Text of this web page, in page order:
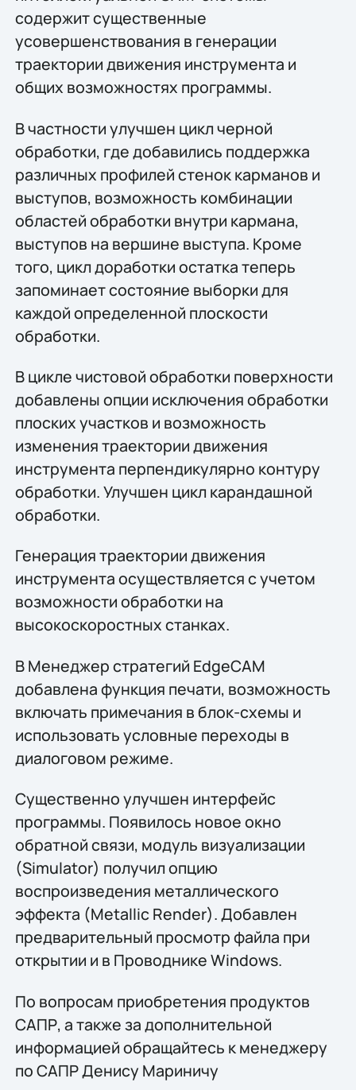
содержит существенные
усовершенствования в генерации
траектории движения инструмента и
общих возможностях программы.
В частности улучшен цикл черной
обработки, где добавились поддержка
различных профилей стенок карманов и
выступов, возможность комбинации
областей обработки внутри кармана,
выступов на вершине выступа. Кроме
того, цикл доработки остатка теперь
запоминает состояние выборки для
каждой определенной плоскости
обработки.
В цикле чистовой обработки поверхности
добавлены опции исключения обработки
плоских участков и возможность
изменения траектории движения
инструмента перпендикулярно контуру
обработки. Улучшен цикл карандашной
обработки.
Генерация траектории движения
инструмента осуществляется с учетом
возможности обработки на
высокоскоростных станках.
В Менеджер стратегий EdgeCAM
добавлена функция печати, возможность
включать примечания в блок-схемы и
использовать условные переходы в
диалоговом режиме.
Существенно улучшен интерфейс
программы. Появилось новое окно
обратной связи, модуль визуализации
(Simulator) получил опцию
воспроизведения металлического
эффекта (Metallic Render). Добавлен
предварительный просмотр файла при
открытии и в Проводнике Windows.
По вопросам приобретения продуктов
САПР, а также за дополнительной
информацией обращайтесь к менеджеру
по САПР Денису Мариничу